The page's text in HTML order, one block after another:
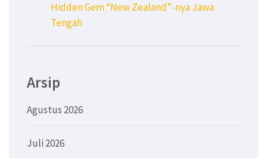
Hidden Gem “New Zealand”-nya Jawa
Tengah
Arsip
Agustus 2026
Juli 2026